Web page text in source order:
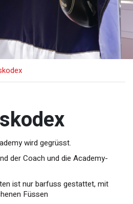
wird gegrüsst.
der Coach und die Academy-
ist nur barfuss gestattet, mit
Füssen